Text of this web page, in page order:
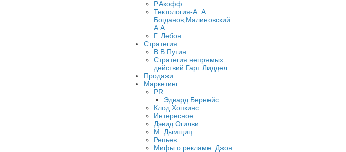
Р.Акофф
Тектология-А. А.
Богданов,Малиновский
А.А.
​Г. Лебон
Стратегия
В.В.Путин
​Стратегия непрямых
действий Гарт Лиддел
Продажи
Маркетинг
PR
Эдвард Бернейс
Клод Хопкинс
Интересное
Дэвид Огилви
М. Дымщиц
Репьев
Мифы о рекламе. Джон